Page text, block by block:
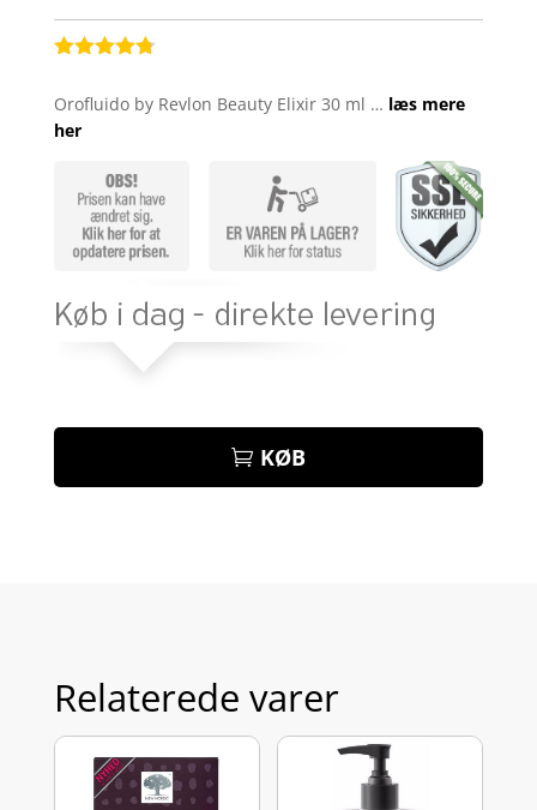
ud af 5
baseret på
Orofluido by Revlon Beauty Elixir 30 ml … læs mere
her
KØB
Relaterede varer